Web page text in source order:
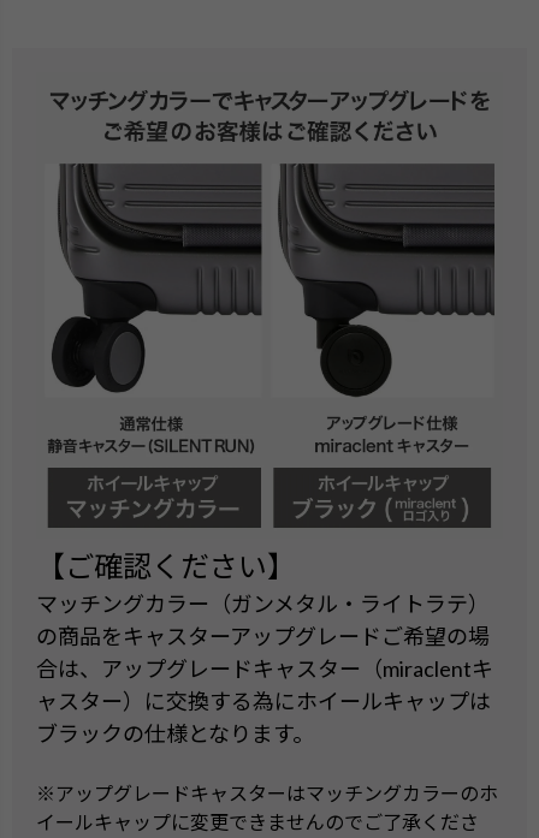
【ご確認ください】
マッチングカラー（ガンメタル・ライトラテ）
の商品をキャスターアップグレードご希望の場
合は、アップグレードキャスター（miraclentキ
ャスター）に交換する為にホイールキャップは
ブラックの仕様となります。
※アップグレードキャスターはマッチングカラーのホ
イールキャップに変更できませんのでご了承くださ